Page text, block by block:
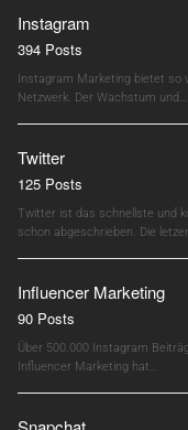
Instagram
394 Posts
Instagram Marketing bietet so
Netzwerk. Der Wachstum und…
Twitter
125 Posts
Twitter ist das schnellste und
schon abgeschrieben. Die
Influencer Marketing
90 Posts
Über 500.000 Instagram
Influencer Marketing hat…